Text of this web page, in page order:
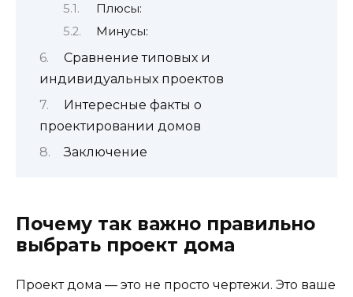
Плюсы:
Минусы:
Сравнение типовых и
индивидуальных проектов
Интересные факты о
проектировании домов
Заключение
Почему так важно правильно
выбрать проект дома
Проект дома — это не просто чертежи. Это ваше